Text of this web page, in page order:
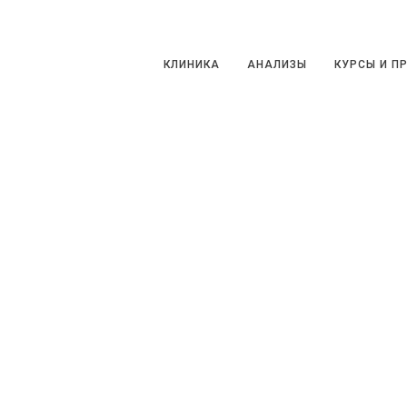
КЛИНИКА АНАЛИЗЫ КУРСЫ И
КЛИНИКА АНАЛИЗЫ КУРСЫ И